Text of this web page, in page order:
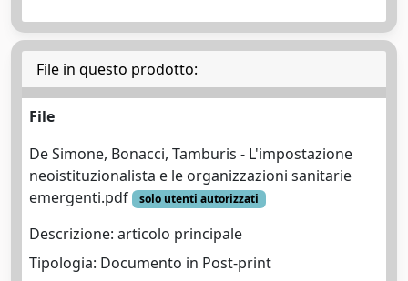
File in questo prodotto:
File
De Simone, Bonacci, Tamburis - L'impostazione
neoistituzionalista e le organizzazioni sanitarie
emergenti.pdf
solo utenti autorizzati
Descrizione: articolo principale
Tipologia: Documento in Post-print